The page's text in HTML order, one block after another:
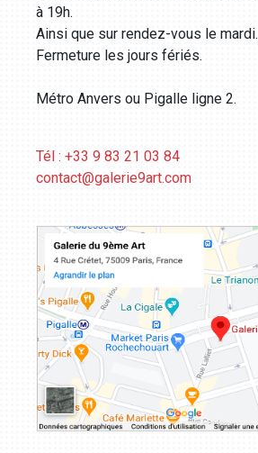
à 19h.
Ainsi que sur rendez-vous le mardi.
Fermeture les jours fériés.
Métro Anvers ou Pigalle ligne 2.
Tél : +33 9 83 21 03 84
contact@galerie9art.com